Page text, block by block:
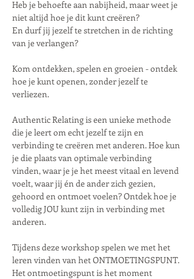
Heb je behoefte aan nabijheid, maar weet je
niet altijd hoe je dit kunt creëren?
En durf jij jezelf te stretchen in de richting
van je verlangen?
Kom ontdekken, spelen en groeien - ontdek
hoe je kunt openen, zonder jezelf te
verliezen.
Authentic Relating is een unieke methode
die je leert om echt jezelf te zijn en
verbinding te creëren met anderen. Hoe kun
je die plaats van optimale verbinding
vinden, waar je je het meest vitaal en levend
voelt, waar jij én de ander zich gezien,
gehoord en ontmoet voelen? Ontdek hoe je
volledig JOU kunt zijn in verbinding met
anderen.
Tijdens deze workshop spelen we met het
leren vinden van het ONTMOETINGSPUNT.
Het ontmoetingspunt is het moment